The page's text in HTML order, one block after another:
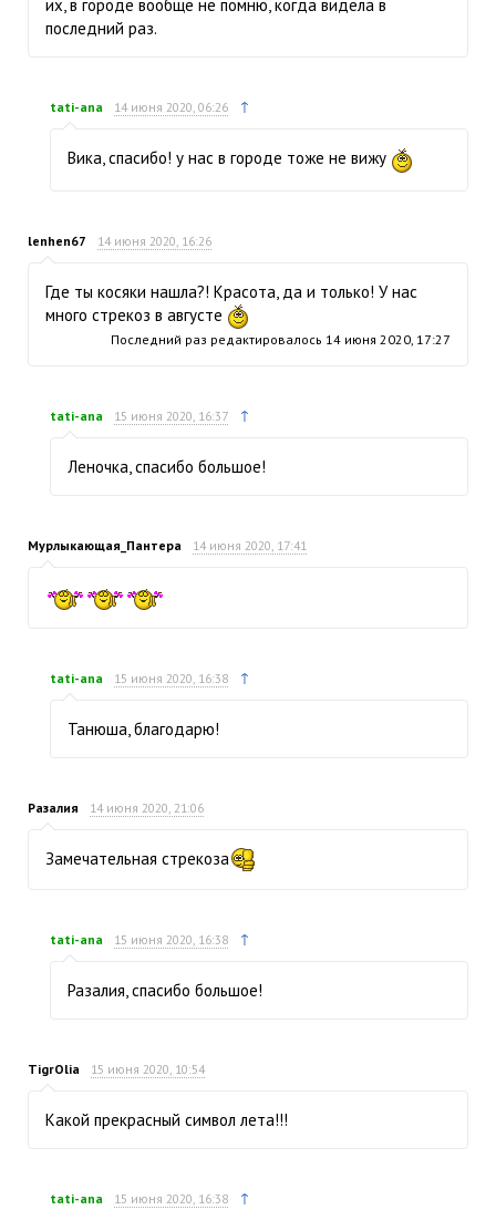
их, в городе вообще не помню, когда видела в
последний раз.
tati-ana 14 июня 2020, 06:26 ↑
Вика, спасибо! у нас в городе тоже не вижу
lenhen67 14 июня 2020, 16:26
Где ты косяки нашла?! Красота, да и только! У нас
много стрекоз в августе
Последний раз редактировалось 14 июня 2020, 17:27
tati-ana 15 июня 2020, 16:37 ↑
Леночка, спасибо большое!
Мурлыкающая_Пантера 14 июня 2020, 17:41
tati-ana 15 июня 2020, 16:38 ↑
Танюша, благодарю!
Разалия 14 июня 2020, 21:06
Замечательная стрекоза
tati-ana 15 июня 2020, 16:38 ↑
Разалия, спасибо большое!
TigrOlia 15 июня 2020, 10:54
Какой прекрасный символ лета!!!
tati-ana 15 июня 2020, 16:38 ↑